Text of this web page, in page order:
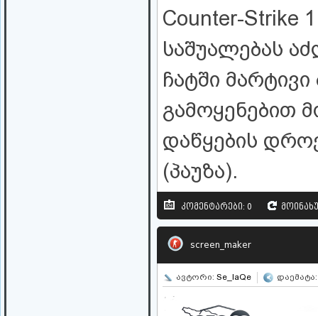
Counter-Strike
საშუალებას
ჩატში მარტივი
გამოყენებით
დაწყების
(პაუზა).
კომენტარები: 0
screen_maker
ავტორი: Se_IaQe დაემატა: